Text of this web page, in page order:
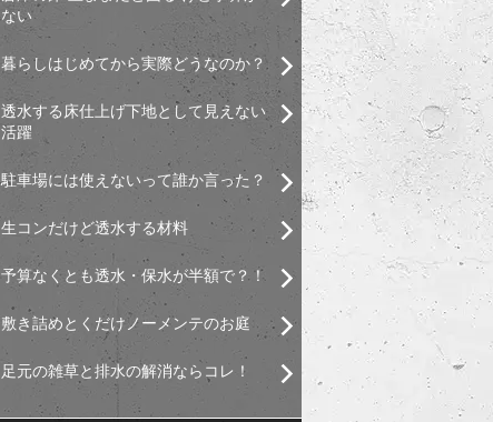
ない
暮らしはじめてから実際どうなのか？
透水する床仕上げ下地として見えない
活躍
駐車場には使えないって誰か言った？
生コンだけど透水する材料
予算なくとも透水・保水が半額で？！
敷き詰めとくだけノーメンテのお庭
足元の雑草と排水の解消ならコレ！